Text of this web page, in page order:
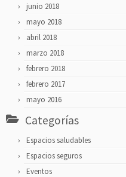
junio 2018
mayo 2018
abril 2018
marzo 2018
febrero 2018
febrero 2017
mayo 2016
Categorías
Espacios saludables
Espacios seguros
Eventos